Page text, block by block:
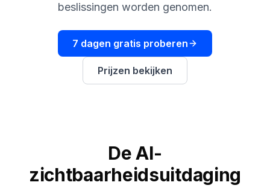
beslissingen worden genomen.
7 dagen gratis proberen
Prijzen bekijken
De AI-
zichtbaarheidsuitdaging